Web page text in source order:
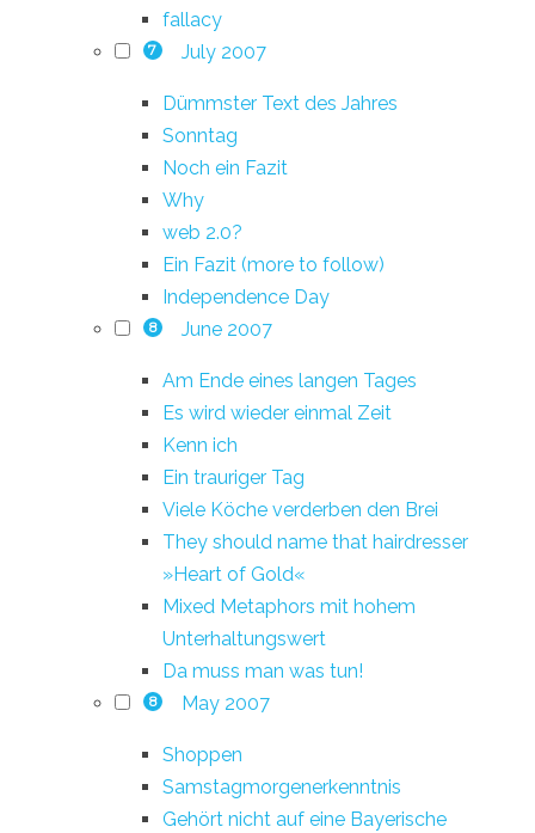
fallacy
7 July 2007
Dümmster Text des Jahres
Sonntag
Noch ein Fazit
Why
web 2.0?
Ein Fazit (more to follow)
Independence Day
8 June 2007
Am Ende eines langen Tages
Es wird wieder einmal Zeit
Kenn ich
Ein trauriger Tag
Viele Köche verderben den Brei
They should name that hairdresser
»Heart of Gold«
Mixed Metaphors mit hohem
Unterhaltungswert
Da muss man was tun!
8 May 2007
Shoppen
Samstagmorgenerkenntnis
Gehört nicht auf eine Bayerische